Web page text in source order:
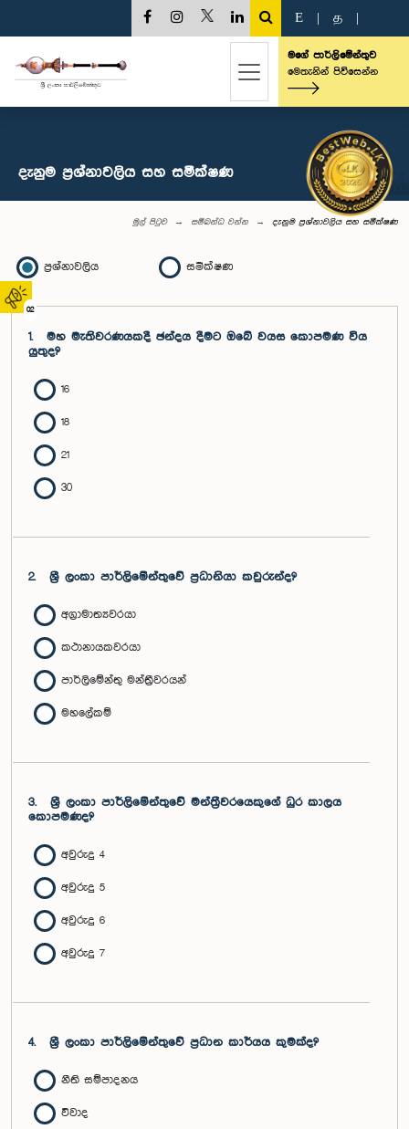
02
E த
මගේ පාර්ලිමේන්තුව
මෙතැනින් පිවිසෙන්න
දැනුම ප්‍රශ්නාවලිය සහ සමීක්ෂණ
මුල් පිටුව සම්බන්ධ වන්න දැනුම ප්‍රශ්නාවලිය සහ සමීක්ෂණ
ප්‍රශ්නාවලිය සමීක්ෂණ
1.මහ මැතිවරණයකදී ඡන්දය දීමට ඔබේ වයස කොපමණ විය
යුතුද?
16
18
21
30
2.ශ්‍රී ලංකා පාර්ලිමේන්තුවේ ප්‍රධානියා කවුරුන්ද?
අග්‍රාමාත්‍යවරයා
කථානායකවරයා
පාර්ලිමේන්තු මන්ත්‍රීවරයන්
මහලේකම්
3.ශ්‍රී ලංකා පාර්ලිමේන්තුවේ මන්ත්‍රීවරයෙකුගේ ධුර කාලය
කොපමණද?
අවුරුදු 4
අවුරුදු 5
අවුරුදු 6
අවුරුදු 7
4.ශ්‍රී ලංකා පාර්ලිමේන්තුවේ ප්‍රධාන කාර්යය කුමක්ද?
නීති සම්පාදනය
විවාද